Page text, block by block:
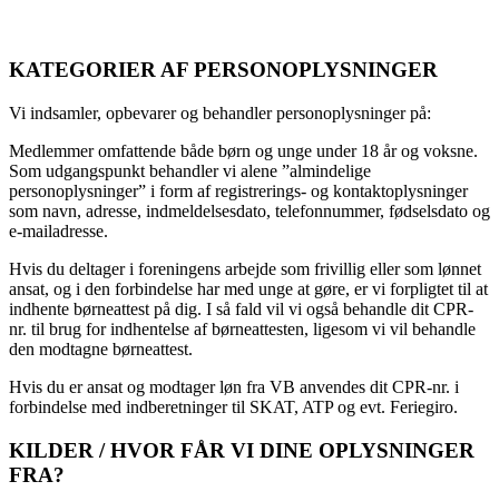
KATEGORIER AF PERSONOPLYSNINGER
Vi indsamler, opbevarer og behandler personoplysninger på:
Medlemmer omfattende både børn og unge under 18 år og voksne.
Som udgangspunkt behandler vi alene ”almindelige
personoplysninger” i form af registrerings- og kontaktoplysninger
som navn, adresse, indmeldelsesdato, telefonnummer, fødselsdato og
e-mailadresse.
Hvis du deltager i foreningens arbejde som frivillig eller som lønnet
ansat, og i den forbindelse har med unge at gøre, er vi forpligtet til at
indhente børneattest på dig. I så fald vil vi også behandle dit CPR-
nr. til brug for indhentelse af børneattesten, ligesom vi vil behandle
den modtagne børneattest.
Hvis du er ansat og modtager løn fra VB anvendes dit CPR-nr. i
forbindelse med indberetninger til SKAT, ATP og evt. Feriegiro.
KILDER / HVOR FÅR VI DINE OPLYSNINGER
FRA?